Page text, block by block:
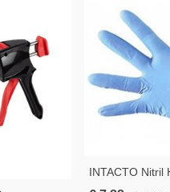
INTACTO Nitril
XL – 100 Stuks